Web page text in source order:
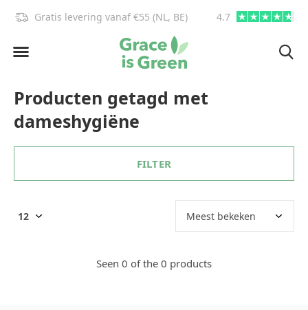
Gratis levering vanaf €55 (NL, BE) 4.7
Producten getagd met
dameshygiëne
FILTER
Seen 0 of the 0 products